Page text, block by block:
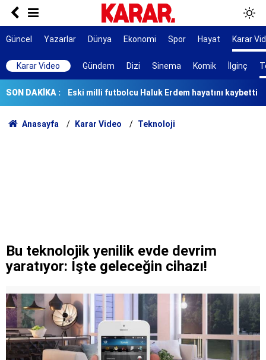
Güncel Yazarlar Dünya Ekonomi Spor Hayat Karar
Karar Video Gündem Dizi Sinema Komik İlginç
SON DAKİKA :
'Özgürlüğümüz için çerçeve yasaya gerek yok'
Toplarken eziyet, soyarken çile çektiriyor!
Eski milli futbolcu Haluk Erdem hayatını kaybetti
Yılda 700 ton ürün alınıyor!
193.390 tonluk hasat başladı!
kazandırmışlar
Anasayfa Karar Video Teknoloji
Bu teknolojik yenilik evde devrim
yaratıyor: İşte geleceğin cihazı!